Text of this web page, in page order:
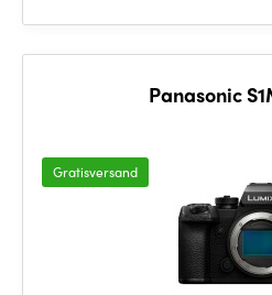
Panasonic
Gratisversand